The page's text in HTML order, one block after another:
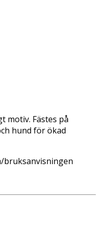
motiv. Fästes på
hund för ökad
bruksanvisningen